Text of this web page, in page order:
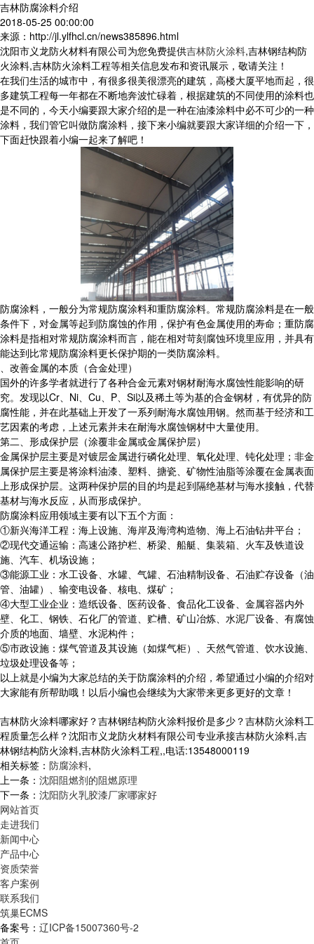
吉林防腐涂料介绍
2018-05-25 00:00:00
来源：http://jl.ylfhcl.cn/news385896.html
沈阳市义龙防火材料有限公司为您免费提供吉林防火涂料,吉林钢结构防
火涂料,吉林防火涂料工程等相关信息发布和资讯展示，敬请关注！
在我们生活的城市中，有很多很美很漂亮的建筑，高楼大厦平地而起，很
多建筑工程每一年都在不断地奔波忙碌着，根据建筑的不同使用的涂料也
是不同的，今天小编要跟大家介绍的是一种在油漆涂料中必不可少的一种
涂料，我们管它叫做防腐涂料，接下来小编就要跟大家详细的介绍一下，
下面赶快跟着小编一起来了解吧！
防腐涂料，一般分为常规防腐涂料和重防腐涂料。常规防腐涂料是在一般
条件下，对金属等起到防腐蚀的作用，保护有色金属使用的寿命；重防腐
涂料是指相对常规防腐涂料而言，能在相对苛刻腐蚀环境里应用，并具有
能达到比常规防腐涂料更长保护期的一类防腐涂料。
、改善金属的本质（合金处理）
国外的许多学者就进行了各种合金元素对钢材耐海水腐蚀性能影响的研
究。发现以Cr、Ni、Cu、P、Si以及稀土等为基的合金钢材，有优异的防
腐性能，并在此基础上开发了一系列耐海水腐蚀用钢。然而基于经济和工
艺因素的考虑，上述元素并未在耐海水腐蚀钢材中大量使用。
第二、形成保护层（涂覆非金属或金属保护层）
金属保护层主要是对镀层金属进行磷化处理、氧化处理、钝化处理；非金
属保护层主要是将涂料油漆、塑料、搪瓷、矿物性油脂等涂覆在金属表面
上形成保护层。这两种保护层的目的均是起到隔绝基材与海水接触，代替
基材与海水反应，从而形成保护。
防腐涂料应用领域主要有以下五个方面：
①新兴海洋工程：海上设施、海岸及海湾构造物、海上石油钻井平台；
②现代交通运输：高速公路护栏、桥梁、船艇、集装箱、火车及铁道设
施、汽车、机场设施；
③能源工业：水工设备、水罐、气罐、石油精制设备、石油贮存设备（油
管、油罐）、输变电设备、核电、煤矿；
④大型工业企业：造纸设备、医药设备、食品化工设备、金属容器内外
壁、化工、钢铁、石化厂的管道、贮槽、矿山冶炼、水泥厂设备、有腐蚀
介质的地面、墙壁、水泥构件；
⑤市政设施：煤气管道及其设施（如煤气柜）、天然气管道、饮水设施、
垃圾处理设备等；
以上就是小编为大家总结的关于防腐涂料的介绍，希望通过小编的介绍对
大家能有所帮助哦！以后小编也会继续为大家带来更多更好的文章！
吉林防火涂料哪家好？吉林钢结构防火涂料报价是多少？吉林防火涂料工
程质量怎么样？沈阳市义龙防火材料有限公司专业承接吉林防火涂料,吉
林钢结构防火涂料,吉林防火涂料工程,,电话:13548000119
相关标签： 防腐涂料,
上一条： 沈阳阻燃剂的阻燃原理
下一条： 沈阳防火乳胶漆厂家哪家好
网站首页
走进我们
新闻中心
产品中心
资质荣誉
客户案例
联系我们
筑巢ECMS
备案号： 辽ICP备15007360号-2